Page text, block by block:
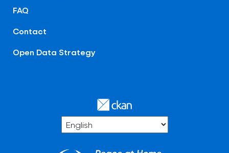
FAQ
Contact
Open Data Strategy